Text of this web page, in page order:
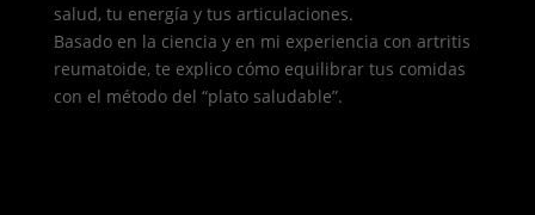
salud, tu energía y tus articulaciones.
Basado en la ciencia y en mi experiencia con artritis
reumatoide, te explico cómo equilibrar tus comidas
con el método del “plato saludable”.